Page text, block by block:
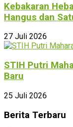
Kebakaran
Hangus dan
27 Juli 2026
STIH Putri
Baru
25 Juli 2026
Berita Terbaru